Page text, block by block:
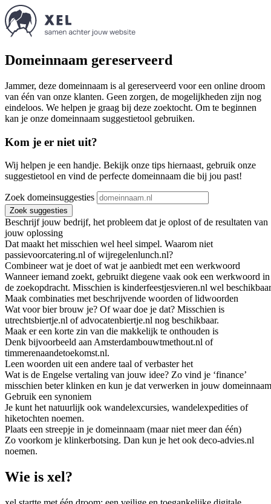
Domeinnaam gereserveerd
Jammer, deze domeinnaam is al gereserveerd voor een online droom
van één van onze klanten. Geen zorgen, de mogelijkheden zijn nog
eindeloos. We helpen je graag bij deze zoektocht. Om te beginnen
kan je onze domeinnaam suggestietool gebruiken.
Kom je er niet uit?
Wij helpen je een handje. Bekijk onze tips hiernaast, gebruik onze
suggestietool en vind de perfecte domeinnaam die bij jou past!
Zoek domeinsuggesties
Zoek suggesties
Beschrijf jouw bedrijf, het probleem dat je oplost of de resultaten van
jouw oplossing
Dat maakt het misschien wel heel simpel. Waarom niet
passievoorcatering.nl of wijregelenlunch.nl?
Combineer wat je doet of wat je aanbiedt met een werkwoord
Wanneer iemand zoekt, gebruikt diegene vaak ook een werkwoord in
de zoekopdracht. Misschien is kinderfeestjesvieren.nl wel
Maak combinaties met beschrijvende woorden of lidwoorden
Wat voor bier brouw je? Of waar doe je dat? Misschien is
utrechtsbiertje.nl of advocatenbiertje.nl nog beschikbaar.
Maak er een korte zin van die makkelijk te onthouden is
Denk bijvoorbeeld aan Amsterdambouwtmethout.nl of
timmerenaandetoekomst.nl.
Leen woorden uit een andere taal of verbaster het
Wat is de Engelse vertaling van jouw idee? Zo vind je ‘finance’
misschien beter klinken en kun je dat verwerken in jouw
Gebruik een synoniem
Je kunt het natuurlijk ook wandelexcursies, wandelexpedities of
hiketochten noemen.
Plaats een streepje in je domeinnaam (maar niet meer dan één)
Zo voorkom je klinkerbotsing. Dan kun je het ook deco-advies.nl
noemen.
Wie is xel?